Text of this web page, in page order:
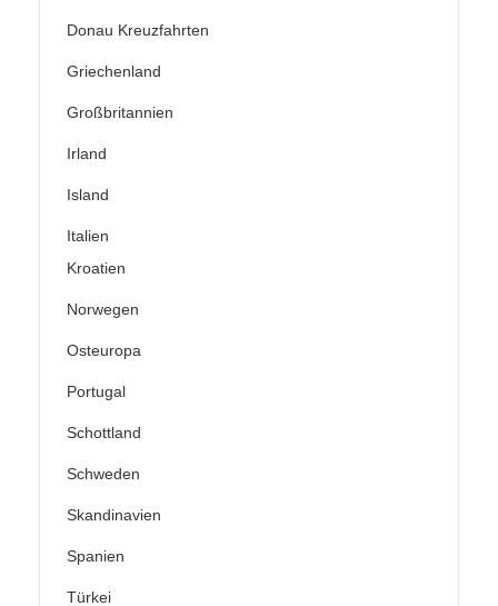
Donau Kreuzfahrten
Griechenland
Großbritannien
Irland
Island
Italien
Kroatien
Norwegen
Osteuropa
Portugal
Schottland
Schweden
Skandinavien
Spanien
Türkei